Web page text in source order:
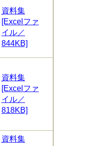
資料集
[Excelファ
イル／
844KB]
資料集
[Excelファ
イル／
818KB]
資料集